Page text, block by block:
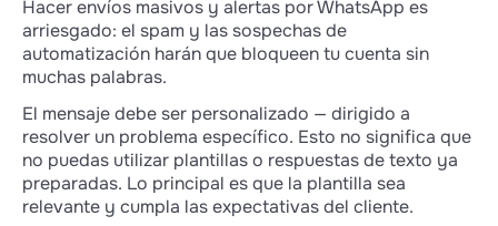
Hacer envíos masivos y alertas por WhatsApp es
arriesgado: el spam y las sospechas de
automatización harán que bloqueen tu cuenta sin
muchas palabras.
El mensaje debe ser personalizado — dirigido a
resolver un problema específico. Esto no significa que
no puedas utilizar plantillas o respuestas de texto ya
preparadas. Lo principal es que la plantilla sea
relevante y cumpla las expectativas del cliente.